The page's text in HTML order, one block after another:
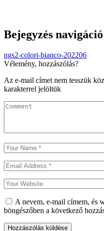
Bejegyzés navigáció
ngs2-colori-bianco-202206
Vélemény, hozzászólás?
Az e-mail címet nem tesszük
karakterrel jelöltük
A nevem, e-mail címem, és
böngészőben a következő